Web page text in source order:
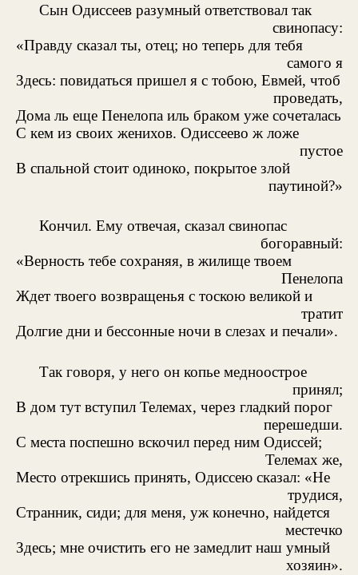
Сын Одиссеев разумный ответствовал так
свинопасу:
«Правду сказал ты, отец; но теперь для тебя
самого я
Здесь: повидаться пришел я с тобою, Евмей, чтоб
проведать,
Дома ль еще Пенелопа иль браком уже сочеталась
С кем из своих женихов. Одиссеево ж ложе
пустое
В спальной стоит одиноко, покрытое злой
паутиной?»
Кончил. Ему отвечая, сказал свинопас
богоравный:
«Верность тебе сохраняя, в жилище твоем
Пенелопа
Ждет твоего возвращенья с тоскою великой и
тратит
Долгие дни и бессонные ночи в слезах и печали».
Так говоря, у него он копье медноострое
принял;
В дом тут вступил Телемах, через гладкий порог
перешедши.
С места поспешно вскочил перед ним Одиссей;
Телемах же,
Место отрекшись принять, Одиссею сказал: «Не
трудися,
Странник, сиди; для меня, уж конечно, найдется
местечко
Здесь; мне очистить его не замедлит наш умный
хозяин».